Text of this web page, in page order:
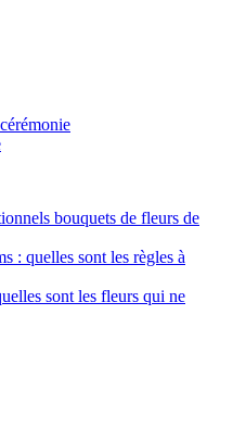
bouquets de fleurs de
: quelles sont les règles à
sont les fleurs qui ne